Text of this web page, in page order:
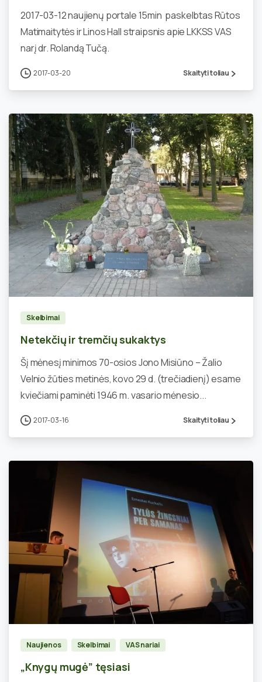
2017-03-12 naujienų portale 15min paskelbtas Rūtos
Matimaitytės ir Linos Hall straipsnis apie LKKSS VAS
narį dr. Rolandą Tučą.
2017-03-20 Skaityti toliau
Skelbimai
Netekčių ir tremčių sukaktys
Šį mėnesį minimos 70-osios Jono Misiūno – Žalio
Velnio žūties metinės, kovo 29 d. (trečiadienį) esame
kviečiami paminėti 1946 m. vasario mėnesio...
2017-03-16 Skaityti toliau
0
Naujienos Skelbimai VAS nariai
„Knygų mugė” tęsiasi